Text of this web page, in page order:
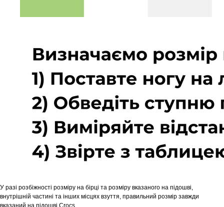
У разі розбіжності розміру на бірці та розміру вказаного на підошві,
внутрішній частині та інших місцях взуття, правильний розмір завжди